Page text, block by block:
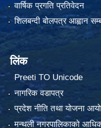
वार्षिक प्रगति प्रतिवेदन
शिलबन्दी बोलपत्र आह्वान
लिंक
Preeti TO Unicode
नागरिक वडापत्र
प्रदेश नीति तथा योजना
मन्थली नगरपालिकाको